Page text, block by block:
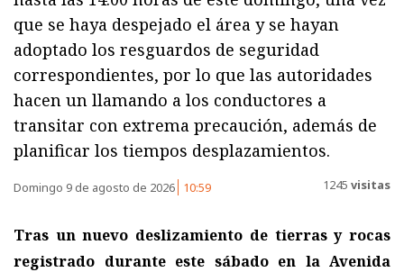
que se haya despejado el área y se hayan
adoptado los resguardos de seguridad
correspondientes, por lo que las autoridades
hacen un llamando a los conductores a
transitar con extrema precaución, además de
planificar los tiempos desplazamientos.
Domingo 9 de agosto de 2026 10:59 1245 visitas
Tras un nuevo deslizamiento de tierras y rocas
registrado durante este sábado en la Avenida